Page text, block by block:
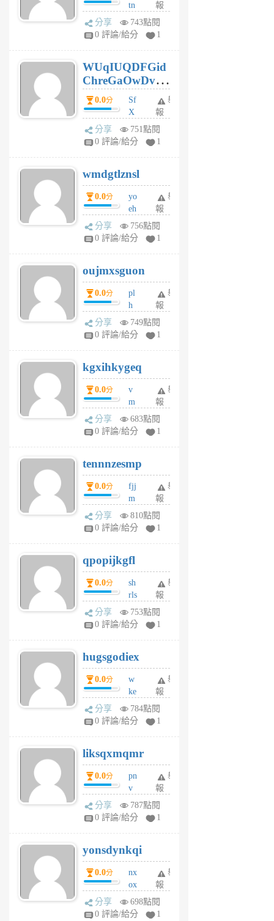
tn
jt
gl
個
月
前
報
分享
743點閱
0 評論/給分
1
WUqIUQDFGid
ChreGaOwDv
dY0.0分
Sf
X
Pe
Jc
R
P
m
v
A
V
個
月
前
舉
報
分享
751點閱
0 評論/給分
1
wmdgtlznsl
0.0分
yo
eh
ld
gy
個
月
前
舉
報
分享
756點閱
0 評論/給分
1
oujmxsguon
0.0分
pl
h
wi
w
6
個
月
前
舉
報
分享
749點閱
0 評論/給分
1
kgxihkygeq
0.0分
v
m
sg
sr
6
個
月
前
舉
報
分享
683點閱
0 評論/給分
1
tennnzesmp
0.0分
fjj
m
w
rs
6
個
月
前
舉
報
分享
810點閱
0 評論/給分
1
qpopijkgfl
0.0分
sh
rls
k
m
6
個
月
前
舉
報
分享
753點閱
0 評論/給分
1
hugsgodiex
0.0分
w
ke
rv
pj
6
個
月
前
舉
報
分享
784點閱
0 評論/給分
1
liksqxmqmr
0.0分
pn
v
wt
sv
6
個
月
前
舉
報
分享
787點閱
0 評論/給分
1
yonsdynkqi
0.0分
nx
ox
rh
pe
舉
報
分享
698點閱
0 評論/給分
1